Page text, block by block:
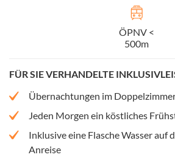
ÖPNV <
500m
FÜR SIE VERHANDELTE
Übernachtungen im
Jeden Morgen ein köstliches
Inklusive eine Flasche Wasser auf
Anreise